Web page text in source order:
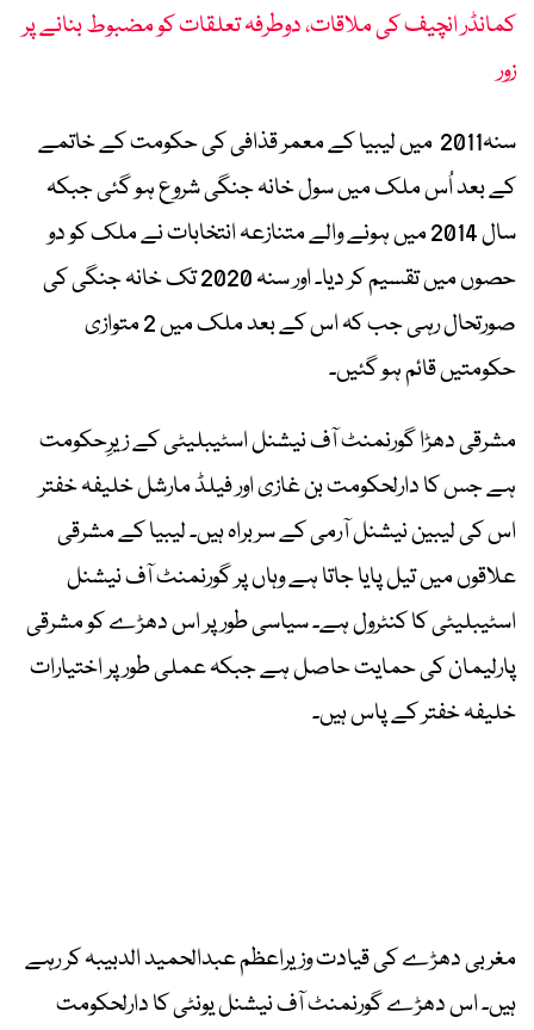
کمانڈر انچیف کی ملاقات، دوطرفہ تعلقات کو مضبوط بنانے پر
زور
سنہ2011 میں لیبیا کے معمر قذافی کی حکومت کے خاتمے
کے بعد اُس ملک میں سول خانہ جنگی شروع ہو گئی جبکہ
سال 2014 میں ہونے والے متنازعہ انتخابات نے ملک کو دو
حصوں میں تقسیم کر دیا۔ اور سنہ 2020 تک خانہ جنگی کی
صورتحال رہی جب کہ اس کے بعد ملک میں 2 متوازی
حکومتیں قائم ہو گئیں۔
مشرقی دھڑا گورنمنٹ آف نیشنل اسٹیبلیٹی کے زیرِحکومت
ہے جس کا دارلحکومت بن غازی اور فیلڈ مارشل خلیفہ خفتر
اس کی لیبین نیشنل آرمی کے سربراہ ہیں۔ لیبیا کے مشرقی
علاقوں میں تیل پایا جاتا ہے وہاں پر گورنمنٹ آف نیشنل
اسٹیبلیٹی کا کنٹرول ہے۔ سیاسی طور پر اس دھڑے کو مشرقی
پارلیمان کی حمایت حاصل ہے جبکہ عملی طور پر اختیارات
خلیفہ خفتر کے پاس ہیں۔
مغربی دھڑے کی قیادت وزیراعظم عبدالحمید الدبیبہ کر رہے
ہیں۔ اس دھڑے گورنمنٹ آف نیشنل یونٹی کا دارلحکومت